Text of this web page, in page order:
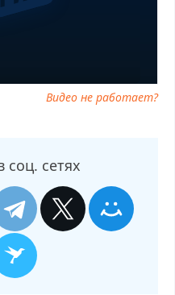
от 29.10.2025 онлайн,
Видео не работает?
соц. сетях